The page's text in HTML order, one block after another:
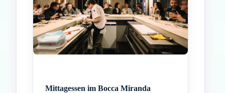
Mittagessen im Bocca Miranda